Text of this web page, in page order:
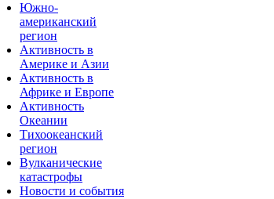
Южно-
американский
регион
Активность в
Америке и Азии
Активность в
Африке и Европе
Активность
Океании
Тихоокеанский
регион
Вулканические
катастрофы
Новости и события